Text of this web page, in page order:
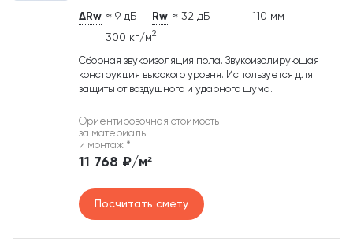
ΔRw ≈ 9 дБ Rw ≈ 32 дБ
110 мм
300 кг/м2
Сборная звукоизоляция пола. Звукоизолирующая
конструкция высокого уровня. Используется для
защиты от воздушного и ударного шума.
Ориентировочная стоимость
за материалы
и монтаж *
11 768 ₽/м²
Посчитать смету